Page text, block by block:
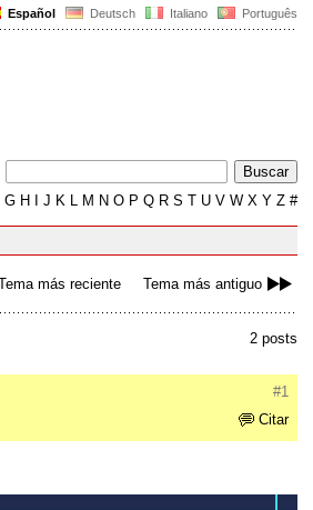
Español Deutsch Italiano Português
G H J K L M N O P Q R S T U V W X Y Z #
más reciente Tema más antiguo
2 posts
#1
Citar